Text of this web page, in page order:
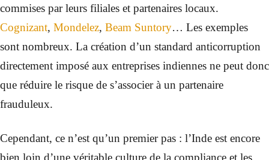
commises par leurs filiales et partenaires locaux.
Cognizant, Mondelez, Beam Suntory… Les exemples
sont nombreux. La création d’un standard anticorruption
directement imposé aux entreprises indiennes ne peut donc
que réduire le risque de s’associer à un partenaire
frauduleux.
Cependant, ce n’est qu’un premier pas : l’Inde est encore